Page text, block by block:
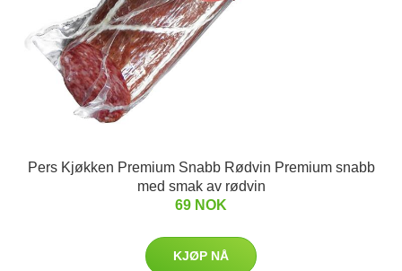
Pers Kjøkken Premium Snabb Rødvin Premium snabb
med smak av rødvin
69 NOK
KJØP NÅ